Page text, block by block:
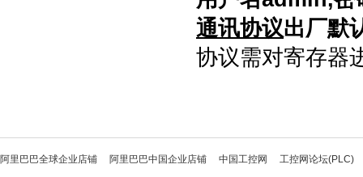
通讯协议出厂默
协议需对寄存器
阿里巴巴全球企业店铺 阿里巴巴中国企业店铺 中国工控网 工控网论坛(PLC)